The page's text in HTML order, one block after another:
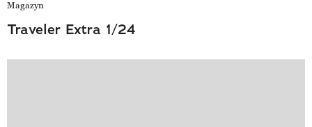
Magazyn
Traveler Extra 1/24